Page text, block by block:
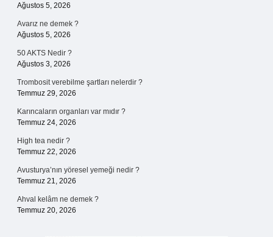
Ağustos 5, 2026
Avarız ne demek ?
Ağustos 5, 2026
50 AKTS Nedir ?
Ağustos 3, 2026
Trombosit verebilme şartları nelerdir ?
Temmuz 29, 2026
Karıncaların organları var mıdır ?
Temmuz 24, 2026
High tea nedir ?
Temmuz 22, 2026
Avusturya’nın yöresel yemeği nedir ?
Temmuz 21, 2026
Ahval kelâm ne demek ?
Temmuz 20, 2026